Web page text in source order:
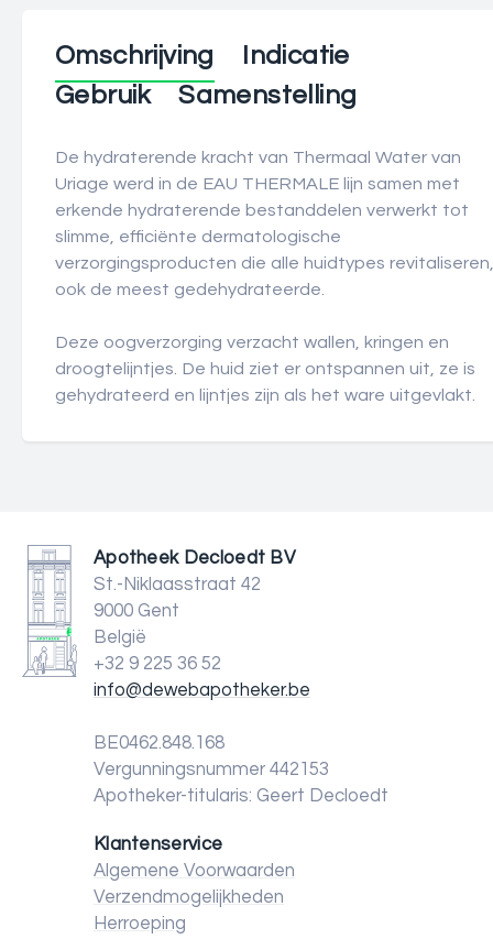
Omschrijving
Indicatie
Gebruik
Samenstelling
De hydraterende kracht van Thermaal Water van
Uriage werd in de EAU THERMALE lijn samen met
erkende hydraterende bestanddelen verwerkt tot
slimme, efficiënte dermatologische
verzorgingsproducten die alle huidtypes revitaliseren,
ook de meest gedehydrateerde.
Deze oogverzorging verzacht wallen, kringen en
droogtelijntjes. De huid ziet er ontspannen uit, ze is
gehydrateerd en lijntjes zijn als het ware uitgevlakt.
Apotheek Decloedt BV
St.-Niklaasstraat 42
9000 Gent
België
+32 9 225 36 52
info@dewebapotheker.be
BE0462.848.168
Vergunningsnummer 442153
Apotheker-titularis: Geert Decloedt
Klantenservice
Algemene Voorwaarden
Verzendmogelijkheden
Herroeping